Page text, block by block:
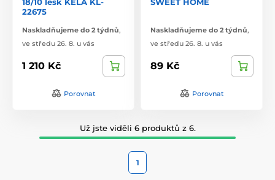
22675
Naskladňujeme do 2 týdnů,
ve středu 26. 8. u vás
1 210 Kč
Porovnat
Naskladňujeme do 2 týdnů,
ve středu 26. 8. u vás
89 Kč
Porovnat
Už jste viděli 6 produktů z 6.
1